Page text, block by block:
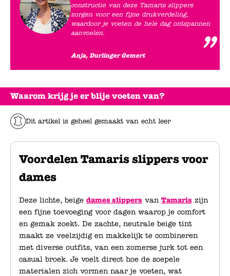
Waarom krijg je er blije voeten van?
Dit artikel is geheel gemaakt van echt leer
Voordelen Tamaris slippers voor
dames
Deze lichte, beige dames slippers van Tamaris zijn
een fijne toevoeging voor dagen waarop je comfort
en gemak zoekt. De zachte, neutrale beige tint
maakt ze veelzijdig en makkelijk te combineren
met diverse outfits, van een zomerse jurk tot een
casual broek. Je voelt direct hoe de soepele
materialen zich vormen naar je voeten, wat
constructie van deze Tamaris slippers
zorgen voor een fijne drukverdeling,
waardoor je voeten de hele dag ontspannen
aanvoelen.
Anja, Durlinger Gemert